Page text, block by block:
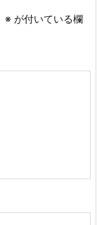
※ が付いている欄